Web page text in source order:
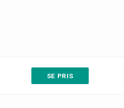
SE PRIS